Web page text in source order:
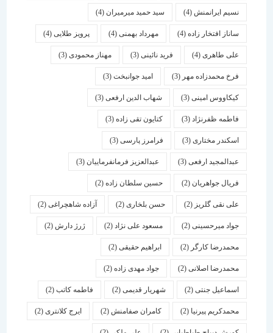
نسیم ایرانمنش(4) سید حمید میرمیران(4)
ساناز افتخار زاده(4) مهرداد بهمنی (4) پرویز طلایی(4)
علی طاهری(4) فرید نائینی(3) مهناز محمودی(3)
فرخ محمدزاده مهر(3) امید جوانبخت(3)
کیکاووس امینی(3) شهاب الدین ارفعی(3)
فاطمه ظفرنژاد(3) کتایون تقی زاده(3)
اسكندر مختاری (3) فرامرز پارسی(3)
عبدالمجید ارفعی(3) عبدالعزیز فرمانفرماییان(3)
فریال جواهریان(2) حسین سلطان زاده(2)
علی نقی گلریز(2) حسن بلخاری(2) آزاده شاهچراغی(2)
جواد میرحسینی(2) مسعود علی نژاد(2) ژرژ دارش (2)
محمدرضا کارگر(2) ابراهیم حقیقی(2)
محمدرضا اصلانی(2) جواد مهدی زاده(2)
اسماعیل جنتی(2) شهریار قدیمی(2) فاطمه کاتب(2)
محمدکریم پیرنیا (2) کامران صفامنش(2) ایرج کلانتری (2)